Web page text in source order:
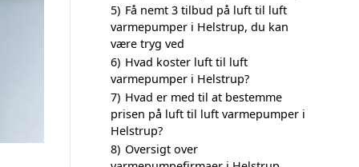
5) Få nemt 3 tilbud på luft til luft
varmepumper i Helstrup, du kan
være tryg ved
6) Hvad koster luft til luft
varmepumper i Helstrup?
7) Hvad er med til at bestemme
prisen på luft til luft varmepumper i
Helstrup?
8) Oversigt over